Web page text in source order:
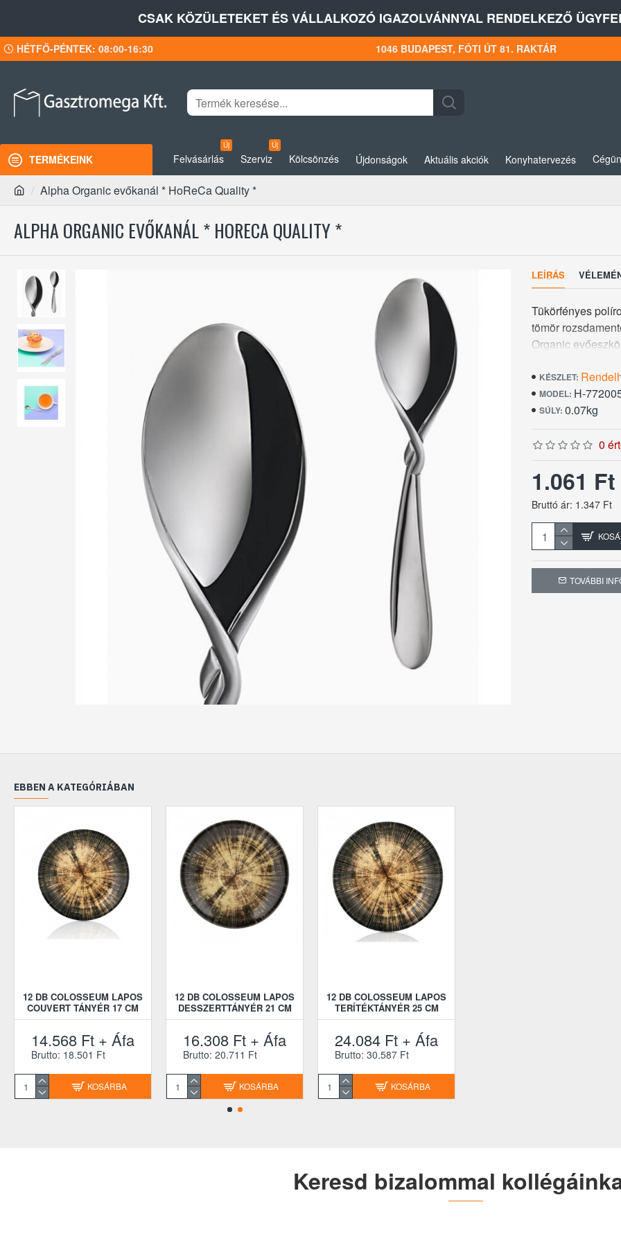
CSAK KÖZÜLETEKET ÉS VÁLLALKOZÓ IGAZOLVÁNNYAL RENDELKEZŐ
HÉTFŐ-PÉNTEK: 08:00-16:30 1046 BUDAPEST, FÓTI ÚT 81. RAKTÁR
TERMÉKEINK Felvásárlás
Új
Szerviz
Új
Kölcsönzés Újdonságok Aktuális akciók Konyhatervezés
Alpha Organic evőkanál * HoReCa Quality *
ALPHA ORGANIC EVŐKANÁL * HORECA QUALITY *
LEÍRÁS
Tükörfényes
tömör
Organic
gyárában
fakadó
használójának,
KÉSZLET:
MODEL: H-
SÚLY: 0.07kg
0
1.061
Bruttó ár: 1.347 Ft
TOVÁBBI
EBBEN A KATEGÓRIÁBAN
12 DB COLOSSEUM LAPOS
COUVERT TÁNYÉR 17 CM
14.568 Ft + Áfa
Brutto: 18.501 Ft
KOSÁRBA
12 DB COLOSSEUM LAPOS
DESSZERTTÁNYÉR 21 CM
16.308 Ft + Áfa
Brutto: 20.711 Ft
KOSÁRBA
12 DB COLOSSEUM LAPOS
TERÍTÉKTÁNYÉR 25 CM
24.084 Ft + Áfa
Brutto: 30.587 Ft
KOSÁRBA
Keresd bizalommal